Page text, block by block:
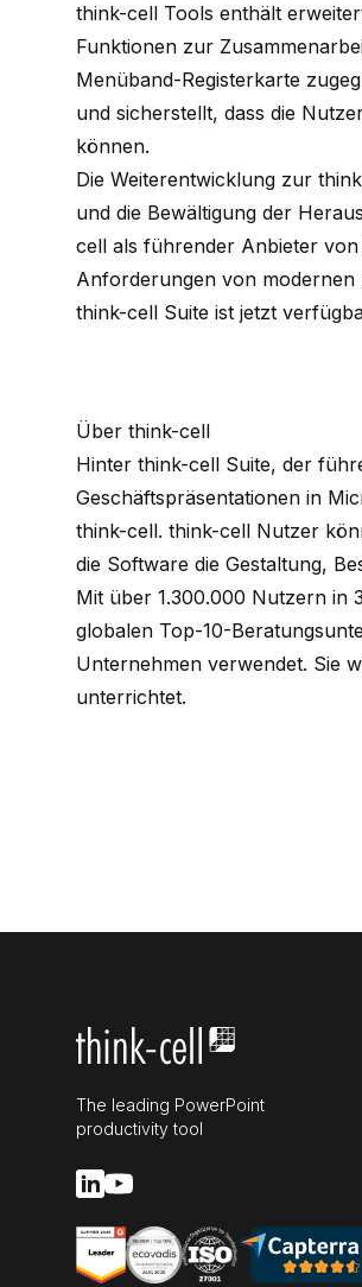
think-cell Tools enthält
Funktionen zur
Menüband-Registerkarte
und sicherstellt, dass die
können.
Die Weiterentwicklung zur
und die Bewältigung der
cell als führender Anbieter
Anforderungen von modernen
think-cell Suite ist jetzt
Über think-cell
Hinter think-cell Suite, der
Geschäftspräsentationen in
think-cell. think-cell Nutzer
die Software die Gestaltung,
Mit über 1.300.000 Nutzern in
globalen Top-10-
Unternehmen verwendet. Sie
unterrichtet.
The leading PowerPoint
productivity tool